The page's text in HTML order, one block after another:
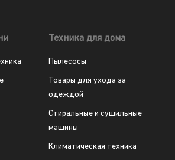
Техника для дома
Пылесосы
Товары для ухода за
одеждой
Стиральные и сушильные
машины
Климатическая техника